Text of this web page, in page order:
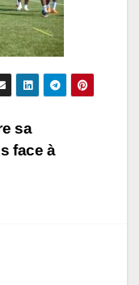
sa
face à